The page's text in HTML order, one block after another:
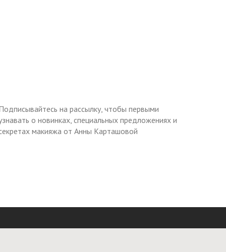
на рассылку, чтобы первыми
о новинках, специальных предложениях и
макияжа от Анны Карташовой